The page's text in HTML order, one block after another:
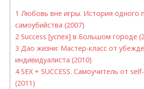
1 Любовь вне игры. История одного
самоубийства (2007)
2 Success [успех] в Большом городе
3 Дао жизни: Мастер-класс от
индивидуалиста (2010)
4SEX + SUCCESS. Самоучитель от
(2011)